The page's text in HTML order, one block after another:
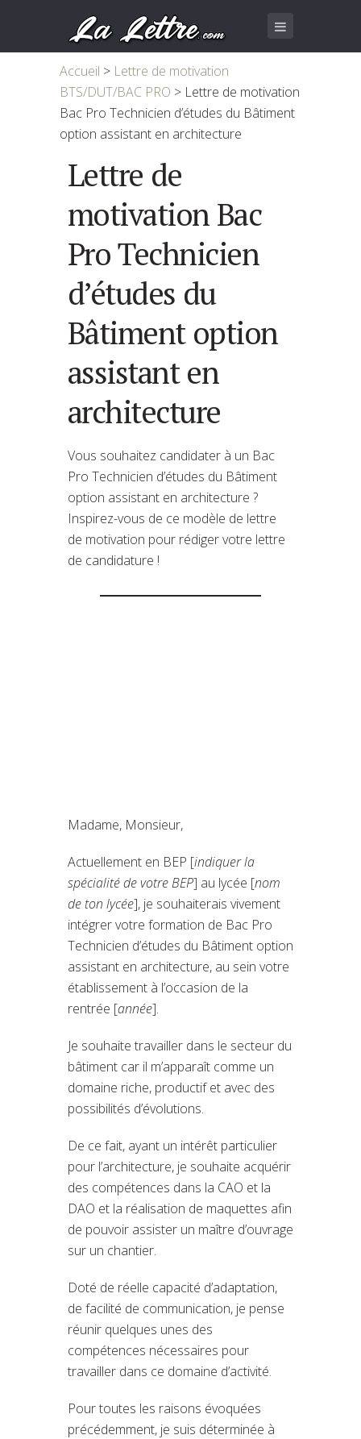
Accueil > Lettre de motivation
BTS/DUT/BAC PRO > Lettre de motivation
Bac Pro Technicien d’études du Bâtiment
option assistant en architecture
Lettre de
motivation Bac
Pro Technicien
d’études du
Bâtiment option
assistant en
architecture
Vous souhaitez candidater à un Bac
Pro Technicien d’études du Bâtiment
option assistant en architecture ?
Inspirez-vous de ce modèle de lettre
de motivation pour rédiger votre lettre
de candidature !
Madame, Monsieur,
Actuellement en BEP [indiquer la
spécialité de votre BEP] au lycée [nom
de ton lycée], je souhaiterais vivement
intégrer votre formation de Bac Pro
Technicien d’études du Bâtiment option
assistant en architecture, au sein votre
établissement à l’occasion de la
rentrée [année].
Je souhaite travailler dans le secteur du
bâtiment car il m’apparaît comme un
domaine riche, productif et avec des
possibilités d’évolutions.
De ce fait, ayant un intérêt particulier
pour l’architecture, je souhaite acquérir
des compétences dans la CAO et la
DAO et la réalisation de maquettes afin
de pouvoir assister un maître d’ouvrage
sur un chantier.
Doté de réelle capacité d’adaptation,
de facilité de communication, je pense
réunir quelques unes des
compétences nécessaires pour
travailler dans ce domaine d’activité.
Pour toutes les raisons évoquées
précédemment, je suis déterminée à